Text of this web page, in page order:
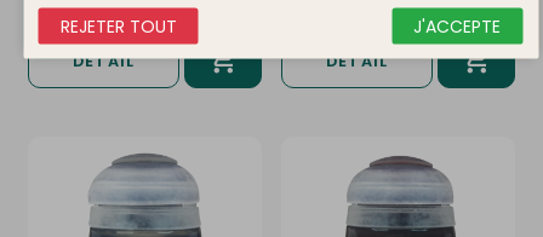
DÉTAIL DÉTAIL
REJETER TOUT J'ACCEPTE